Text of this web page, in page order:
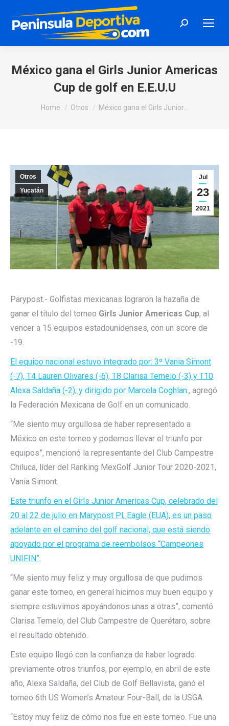
Search:
México gana el Girls Junior Americas
Cup de golf en E.E.U.U
You are here:
Home Otros México gana el Girls Junior…
Jul
23
2021
Otros
Yucatán
Parypost.- Golfistas mexicanas lograron la hazaña de
ganar el título del torneo Girls Junior Americas Cup, al
vencer a 15 equipos estadounidenses, con un score de
-19.
El equipo nacional estuvo integrado por: 3º Vania Simont
(-7), T4 Lauren Olivares (-6), T8 Clarisa Temelo (-3) y T10
Alexa Saldaña (-2); y dirigido por Marcela Coghlan., agregó
la Federación Mexicana de Golf en un comunicado.
“Me siento muy orgullosa de haber representado a
México en este torneo y podernos llevar el triunfo por
equipos”, mencionó la representante del Club Campestre
Chiluca, líder del Ranking MexGolf Junior Tour 2020-2021,
Vania Simont.
Este triunfo en el Girls Junior Americas Cup, celebrado del
20 al 22 de julio en Marypost Pl, Eagle (EUA), es un paso
adelante en el camino del golf nacional, que está siendo
apoyado por el programa de reembolsos “Campeones
UNIFIN”.
“Me siento muy feliz y muy orgullosa de que pudimos
ganar este torneo, en general hicimos muy buen equipo y
siempre estuvimos apoyándonos unas a otras”, comentó
Clarisa Temelo, del Club Campestre de Querétaro, sobre
el resultado obtenido.
Este equipo llegó con la confianza de haber logrado
previamente otros triunfos, por ejemplo, en abril de este
año, Alexa Saldaña, del Club de Golf Bellavista, ganó el
torneo 6th US Women’s Amateur Four-Ball, de la USGA.
“Estoy muy feliz de cómo nos fue en este torneo. Fue una